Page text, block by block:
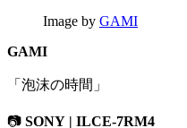
Image by GAMI
GAMI
「泡沫の時間」
📷 SONY | ILCE-7RM4